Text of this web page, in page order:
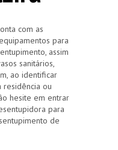
com as
para
assim
sanitários,
ao identificar
ou
hesite em entrar
para
de